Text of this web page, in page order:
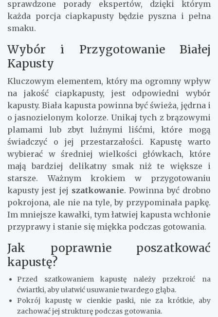
sprawdzone porady ekspertów, dzięki którym
każda porcja ciapkapusty będzie pyszna i pełna
smaku.
Wybór i Przygotowanie Białej
Kapusty
Kluczowym elementem, który ma ogromny wpływ
na jakość ciapkapusty, jest odpowiedni wybór
kapusty. Biała kapusta powinna być świeża, jędrna i
o jasnozielonym kolorze. Unikaj tych z brązowymi
plamami lub zbyt luźnymi liśćmi, które mogą
świadczyć o jej przestarzałości. Kapustę warto
wybierać w średniej wielkości główkach, które
mają bardziej delikatny smak niż te większe i
starsze. Ważnym krokiem w przygotowaniu
kapusty jest jej szatkowanie. Powinna być drobno
pokrojona, ale nie na tyle, by przypominała papkę.
Im mniejsze kawałki, tym łatwiej kapusta wchłonie
przyprawy i stanie się miękka podczas gotowania.
Jak poprawnie poszatkować
kapustę?
Przed szatkowaniem kapustę należy przekroić na
ćwiartki, aby ułatwić usuwanie twardego głąba.
Pokrój kapustę w cienkie paski, nie za krótkie, aby
zachować jej strukturę podczas gotowania.